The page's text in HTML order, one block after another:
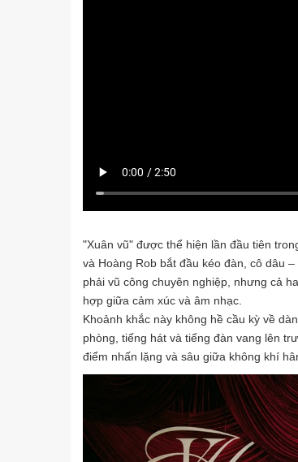
"Xuân vũ" được thể hiện lần đầu tiên
và Hoàng Rob bắt đầu kéo đàn, cô dâu
phải vũ công chuyên nghiệp, nhưng cả
hợp giữa cảm xúc và âm nhạc.
Khoảnh khắc này không hề cầu kỳ về
phòng, tiếng hát và tiếng đàn vang lên
điểm nhấn lặng và sâu giữa không khí